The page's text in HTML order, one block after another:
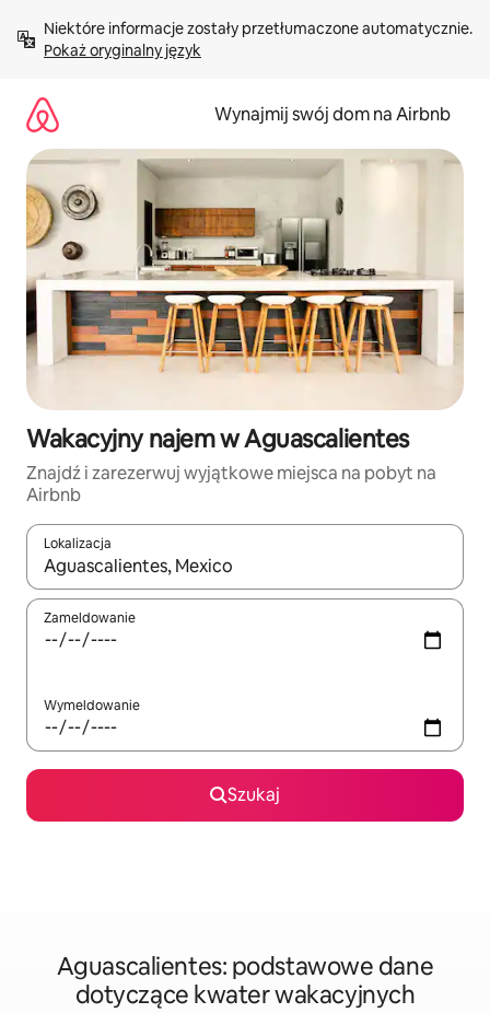
treści Pokaż oryginalny język
Wynajmij swój dom na Airbnb
Wakacyjny najem w Aguascalientes
Znajdź i zarezerwuj wyjątkowe miejsca na pobyt na
Airbnb
Lokalizacja
Gdy wyniki będą dostępne, możesz poruszać się po nich za
Zameldowanie
Wymeldowanie
Szukaj
Aguascalientes: podstawowe dane
dotyczące kwater wakacyjnych